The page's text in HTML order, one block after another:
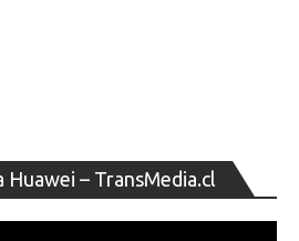
Huawei – TransMedia.cl
de